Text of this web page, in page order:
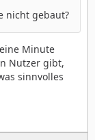
nicht gebaut?
Minute
Nutzer gibt,
sinnvolles